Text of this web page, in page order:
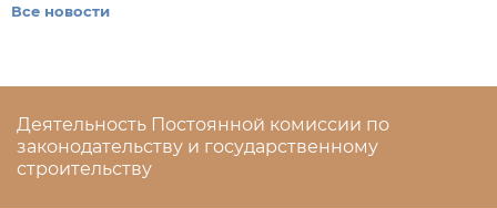
Все новости
Деятельность Постоянной комиссии по
законодательству и государственному
строительству